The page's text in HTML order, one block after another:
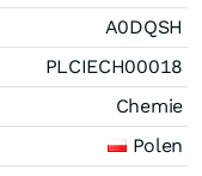
A0DQSH
PLCIECH00018
Chemie
Polen